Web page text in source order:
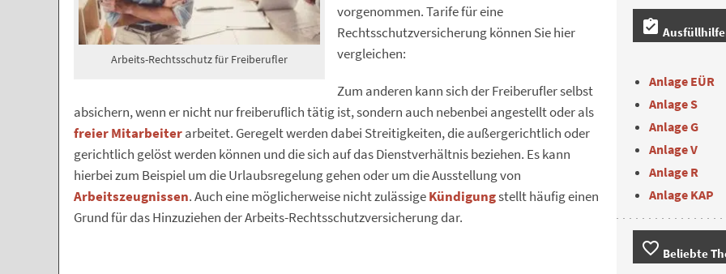
Arbeits-Rechtsschutz für Freiberufler
vorgenommen. Tarife für eine
Rechtsschutzversicherung können Sie hier
vergleichen:
Zum anderen kann sich der Freiberufler selbst
absichern, wenn er nicht nur freiberuflich tätig ist, sondern auch nebenbei angestellt oder als
freier Mitarbeiterarbeitet. Geregelt werden dabei Streitigkeiten, die außergerichtlich oder
gerichtlich gelöst werden können und die sich auf das Dienstverhältnis beziehen. Es kann
hierbei zum Beispiel um die Urlaubsregelung gehen oder um die Ausstellung von
Arbeitszeugnissen. Auch eine möglicherweise nicht zulässigeKündigungstellt häufig einen
Grund für das Hinzuziehen der Arbeits-Rechtsschutzversicherung dar.
assignment_turned_in
Anlage EÜR
Anlage S
Anlage G
Anlage V
Anlage R
Anlage KAP
favorite_border Beliebte